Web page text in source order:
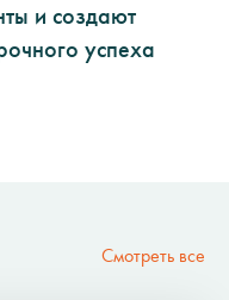
и создают
успеха
Смотреть все